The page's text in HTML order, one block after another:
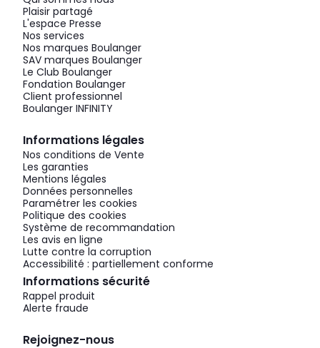
Plaisir partagé
L'espace Presse
Nos services
Nos marques Boulanger
SAV marques Boulanger
Le Club Boulanger
Fondation Boulanger
Client professionnel
Boulanger INFINITY
Informations légales
Nos conditions de Vente
Les garanties
Mentions légales
Données personnelles
Paramétrer les cookies
Politique des cookies
Système de recommandation
Les avis en ligne
Lutte contre la corruption
Accessibilité : partiellement conforme
Informations sécurité
Rappel produit
Alerte fraude
Rejoignez-nous